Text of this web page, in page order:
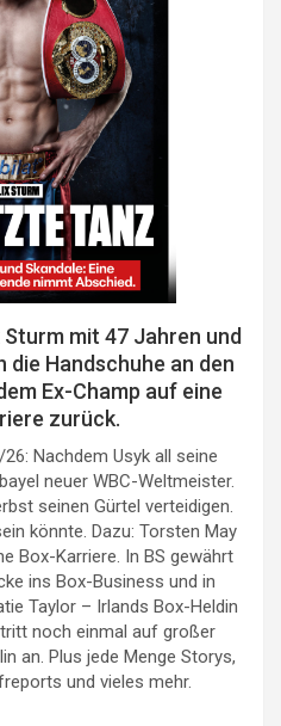
mit 47 Jahren und
Handschuhe an den
Ex-Champ auf eine
zurück.
Nachdem Usyk all seine
neuer WBC-Weltmeister.
seinen Gürtel verteidigen.
könnte. Dazu: Torsten May
Box-Karriere. In BS gewährt
ins Box-Business und in
Taylor – Irlands Box-Heldin
noch einmal auf großer
an. Plus jede Menge Storys,
und vieles mehr.